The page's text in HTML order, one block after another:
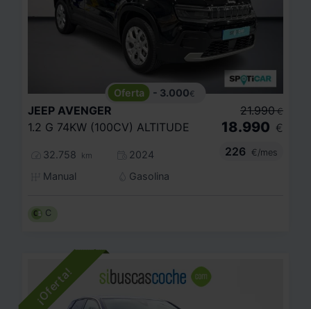
- 3.000€
JEEP AVENGER
1.2 G 74KW (100CV) ALTITUDE
32.758 km
2024
Manual
Gasolina
21.990 €
18.990 €
226
€/mes
C